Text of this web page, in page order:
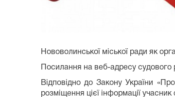
Нововолинської міської ради як
Посилання на веб-адресу
Відповідно до Закону України
розміщення цієї інформації